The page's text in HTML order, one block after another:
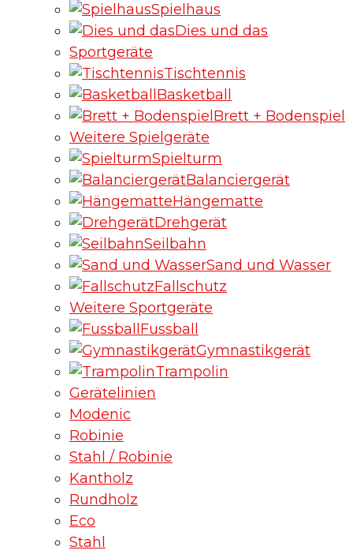
Spielhaus
Dies und das
Sportgeräte
Tischtennis
Basketball
Brett + Bodenspiel
Weitere Spielgeräte
Spielturm
Balanciergerät
Hängematte
Drehgerät
Seilbahn
Sand und Wasser
Fallschutz
Weitere Sportgeräte
Fussball
Gymnastikgerät
Trampolin
Gerätelinien
Modenic
Robinie
Stahl / Robinie
Kantholz
Rundholz
Eco
Stahl